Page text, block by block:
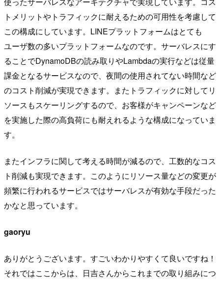
トメリットやトラフィックに耐えるための可用性を考慮して
この構成にしています。LINEプラットフォームはとても
ユーザ数の多いプラットフォームなのです。サーバレスにす
ることでDynamoDBの読み取りやLambdaの実行などは従量
課金となるサービスなので、夜間の使用されてない時間など
のコスト削減が実現できます。またトラフィックに対してリ
ソースもスケーリングするので、お客様がキャンペーンなど
を実施した際の高負荷にも耐えれるような構成になっていま
す。
またインフラに関して考える時間が減るので、工数的なコス
ト削減も実現できます。このようにリソース量などの変更が
頻繁に行われるサービスではサーバレスが有効な手段だった
かなと思っています。
gaoryu
ありがとうございます。すごいわかりやすくて良いですね！
それではここからは、日吉さんからこれまでの取り組みにつ